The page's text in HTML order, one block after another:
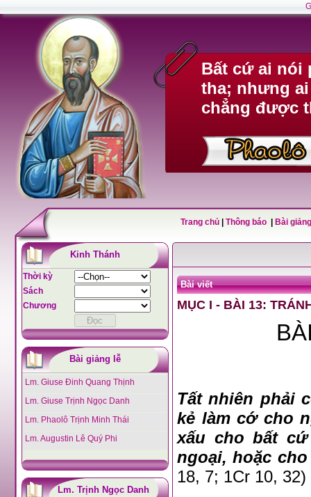
Bất cứ ai nói
tha; nhưng
chẳng được
Trang chủ Thông báo Bài
Kinh Thánh
Thời kỳ
Sách
Chương
Bài giảng lễ
Lm. Giuse Đinh Quang Thịnh
Lm. Giuse Trịnh Ngọc Danh
Lm. Phaolô Trịnh Minh Thái
Lm. Augustin Lê Quý Phi
Lm. Trịnh Ngọc Danh
Bài viết
MỤC I - BÀI 13:
Tất nhiên phải
kẻ làm cớ cho
xấu cho bất
ngoại, hoặc
18, 7; 1Cr 10, 32)